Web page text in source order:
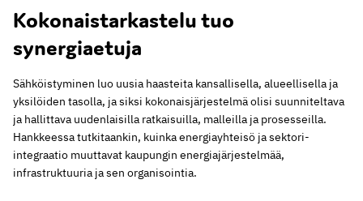
Kokonaistarkastelu tuo
synergiaetuja
Sähköistyminen luo uusia haasteita kansallisella, alueellisella ja
yksilöiden tasolla, ja siksi kokonaisjärjestelmä olisi suunniteltava
ja hallittava uudenlaisilla ratkaisuilla, malleilla ja prosesseilla.
Hankkeessa tutkitaankin, kuinka energiayhteisö ja sektori-
integraatio muuttavat kaupungin energiajärjestelmää,
infrastruktuuria ja sen organisointia.